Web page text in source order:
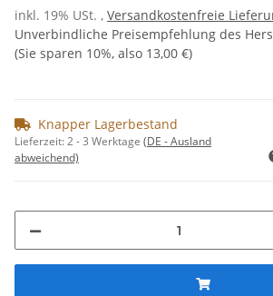
inkl. 19% USt. , Versandkostenfreie
Unverbindliche Preisempfehlung des
(Sie sparen 10%, also 13,00 €)
Knapper Lagerbestand
Lieferzeit:2 - 3 Werktage (DE - Ausland
abweichend)